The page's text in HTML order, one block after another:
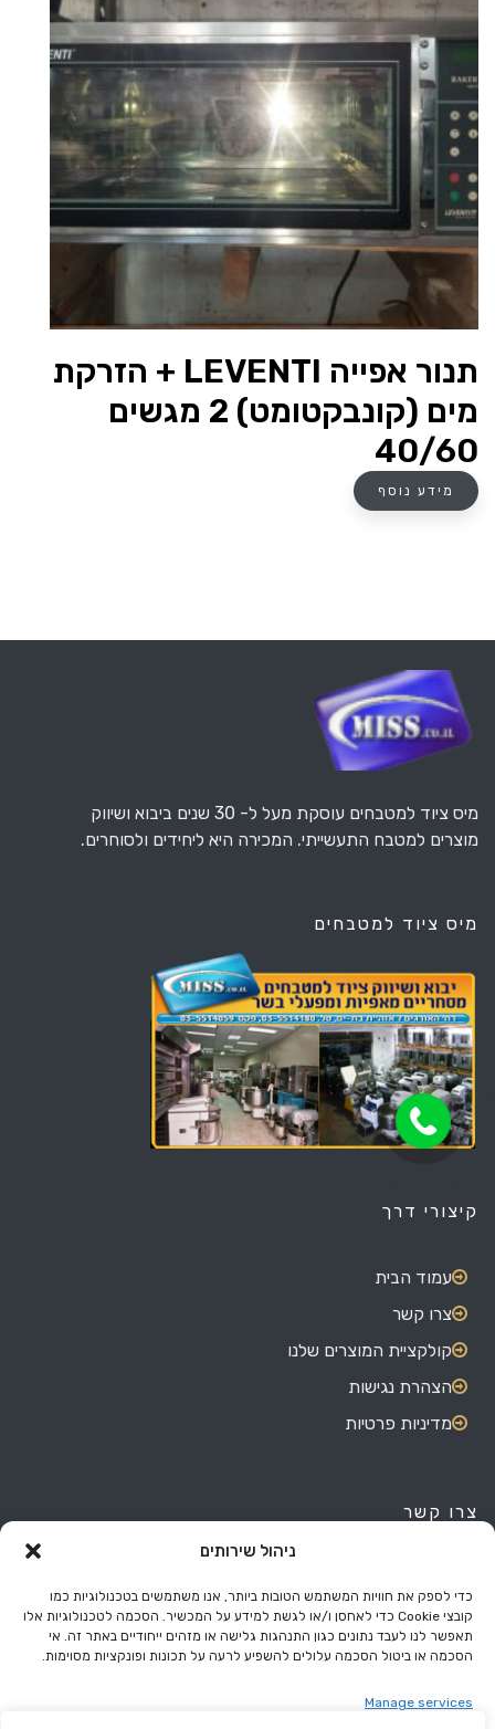
ניהול שירותים
כדי לספק את חוויות המשתמש הטובות ביותר, אנו משתמשים בטכנולוגיות כמו
קובצי Cookie כדי לאחסן ו/או לגשת למידע על המכשיר. הסכמה לטכנולוגיות אלו
תאפשר לנו לעבד נתונים כגון התנהגות גלישה או מזהים ייחודיים באתר זה. אי
הסכמה או ביטול הסכמה עלולים להשפיע לרעה על תכונות ופונקציות מסוימות.
Manage services
תנור אפייה LEVENTI + הזרקת
מים (קונבקטומט) 2 מגשים
40/60
מידע נוסף
מיס ציוד למטבחים עוסקת מעל ל- 30 שנים ביבוא ושיווק
מוצרים למטבח התעשייתי. המכירה היא ליחידים ולסוחרים.
מיס ציוד למטבחים
קיצורי דרך
עמוד הבית
צרו קשר
קולקציית המוצרים שלנו
הצהרת נגישות
מדיניות פרטיות
צרו קשר
03-551-4180
050-577-5094
ראשון עד חמישי - 08:00 עד 17:00